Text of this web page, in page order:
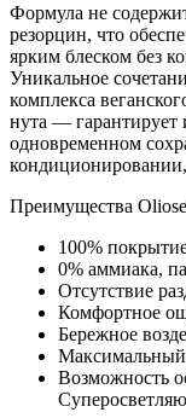
Формула не
резорцин, что
ярким блеском без
Уникальное
комплекса
нута —
одновременном
Преимущества
100%
0% аммиака,
Отсутствие
Комфортное
Бережное
Максимальный
Возможность